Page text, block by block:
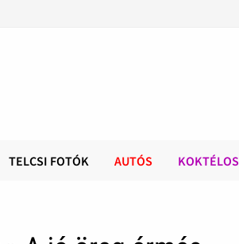
TELCSI FOTÓK AUTÓS KOKTÉLOS